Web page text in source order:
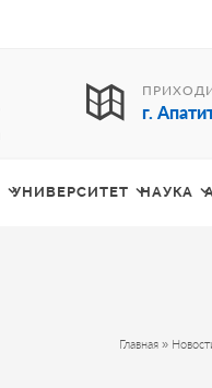
г.
УНИВЕРСИТЕТ НАУКА
Главная»